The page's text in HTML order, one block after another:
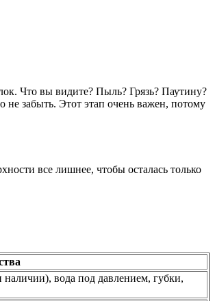
Что вы видите? Пыль? Грязь? Паутину?
забыть. Этот этап очень важен, потому
все лишнее, чтобы осталась только
вода под давлением, губки,